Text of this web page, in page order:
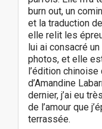
burn out, un
et la traduction
elle relit les
lui ai consacré
photos, et elle
l’édition chinoise
d’Amandine
dernier, j’ai eu
de l’amour que
terrassée.